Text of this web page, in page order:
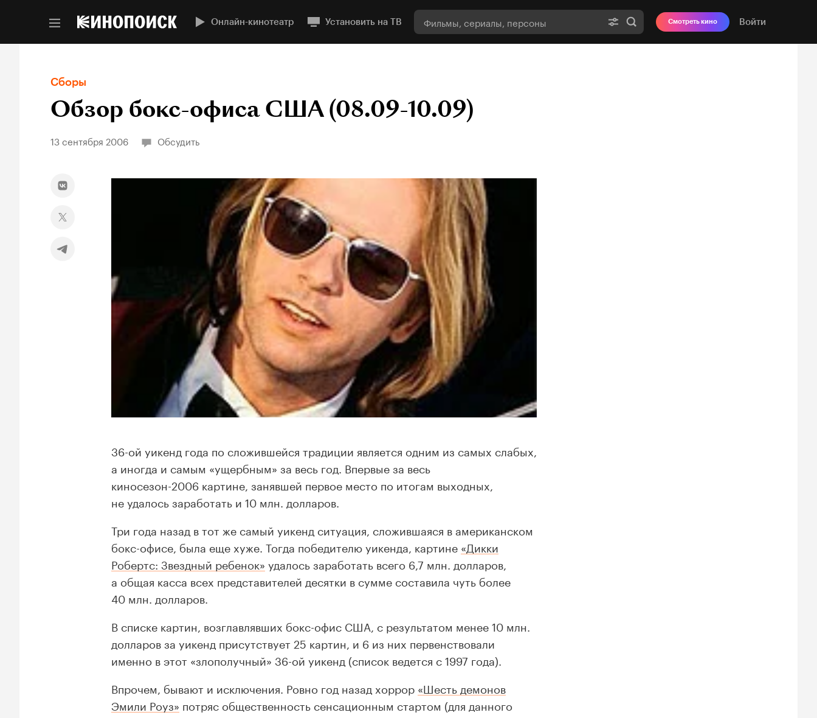
Онлайн-кинотеатр Установить на ТВ Смотреть кино Войти
Сборы
Обзор бокс-офиса США (08.09-10.09)
13 сентября 2006 Обсудить
36-ой уикенд года по сложившейся традиции является одним из самых слабых,
а иногда и самым «ущербным» за весь год. Впервые за весь
киносезон-2006 картине, занявшей первое место по итогам выходных,
не удалось заработать и 10 млн. долларов.
Три года назад в тот же самый уикенд ситуация, сложившаяся в американском
бокс-офисе, была еще хуже. Тогда победителю уикенда, картине «Дикки
Робертс: Звездный ребенок» удалось заработать всего 6,7 млн. долларов,
а общая касса всех представителей десятки в сумме составила чуть более
40 млн. долларов.
В списке картин, возглавлявших бокс-офис США, с результатом менее 10 млн.
долларов за уикенд присутствует 25 картин, и 6 из них первенствовали
именно в этот «злополучный» 36-ой уикенд (список ведется с 1997 года).
Впрочем, бывают и исключения. Ровно год назад хоррор «Шесть демонов
Эмили Роуз» потряс общественность сенсационным стартом (для данного